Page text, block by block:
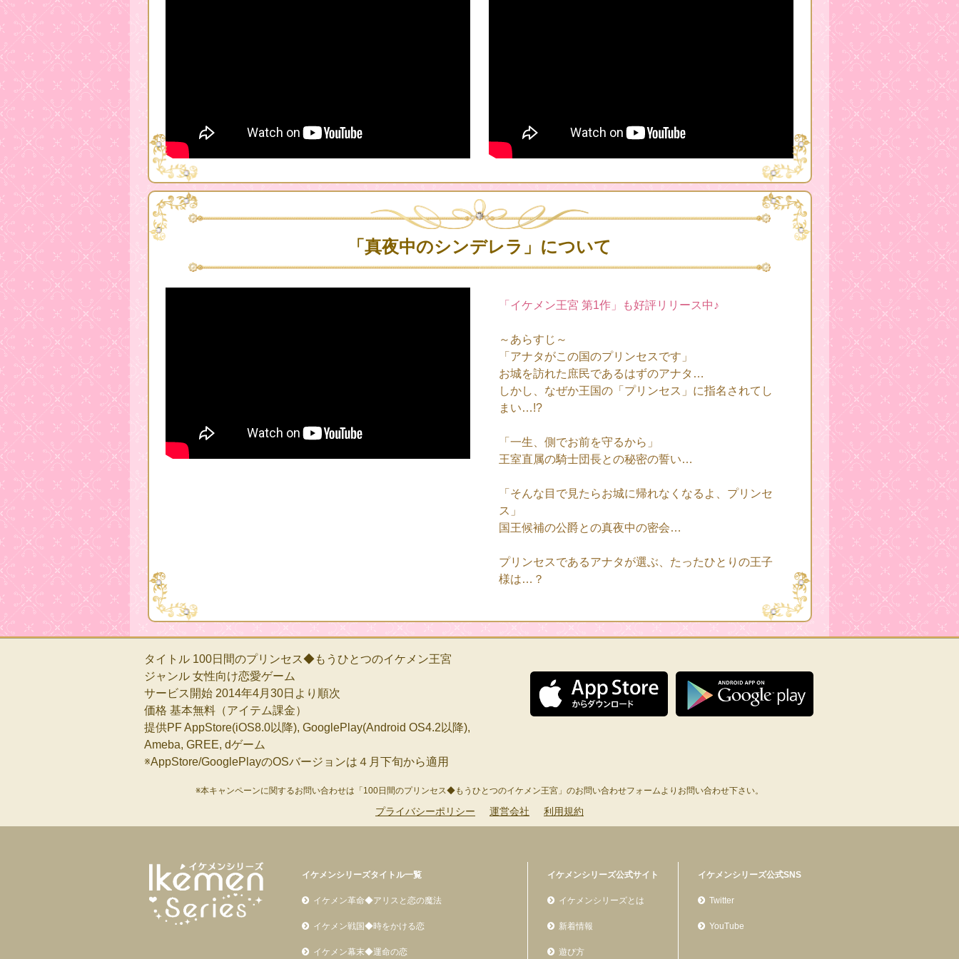
「真夜中のシンデレラ」について
「イケメン王宮 第1作」も好評リリース中♪
～あらすじ～
「アナタがこの国のプリンセスです」
お城を訪れた庶民であるはずのアナタ…
しかし、なぜか王国の「プリンセス」に指名されてし
まい…!?
「一生、側でお前を守るから」
王室直属の騎士団長との秘密の誓い…
「そんな目で見たらお城に帰れなくなるよ、プリンセ
ス」
国王候補の公爵との真夜中の密会…
プリンセスであるアナタが選ぶ、たったひとりの王子
様は…？
タイトル 100日間のプリンセス◆もうひとつのイケメン王宮
ジャンル 女性向け恋愛ゲーム
サービス開始 2014年4月30日より順次
価格 基本無料（アイテム課金）
提供PF AppStore(iOS8.0以降), GooglePlay(Android OS4.2以降),
Ameba, GREE, dゲーム
※AppStore/GooglePlayのOSバージョンは４月下旬から適用
※本キャンペーンに関するお問い合わせは「100日間のプリンセス◆もうひとつのイケメン王宮」のお問い合わせフォームよりお問い合わせ下さい。
プライバシーポリシー 運営会社 利用規約
イケメンシリーズタイトル一覧
イケメン革命◆アリスと恋の魔法
イケメン戦国◆時をかける恋
イケメン幕末◆運命の恋
イケメンシリーズ公式サイト
イケメンシリーズとは
新着情報
遊び方
イケメンシリーズ公式SNS
Twitter
YouTube